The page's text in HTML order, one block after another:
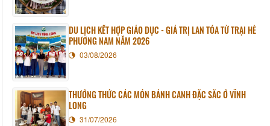
DU LỊCH KẾT HỢP GIÁO DỤC - GIÁ TRỊ LAN TỎA TỪ TRẠI HÈ
PHƯƠNG NAM NĂM 2026
03/08/2026
THƯỞNG THỨC CÁC MÓN BÁNH CANH ĐẶC SẮC Ở VĨNH
LONG
31/07/2026